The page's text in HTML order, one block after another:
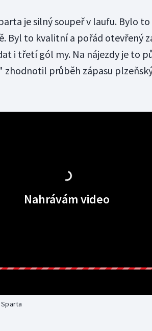
je silný soupeř v laufu. Bylo to
Byl to kvalitní a pořád otevřený
i třetí gól my. Na nájezdy je to
zhodnotil průběh zápasu
Nahrávám video